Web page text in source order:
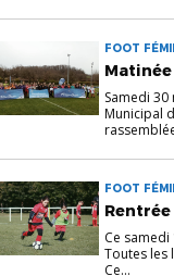
FOOT
Samedi
Municipal
FOOT
Ce
Toutes les
Ce...